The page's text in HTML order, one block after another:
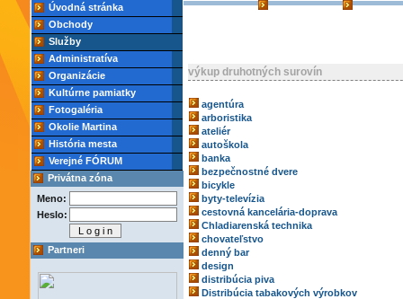
Úvodná stránka
Obchody
Služby
Administratíva
Organizácie
Kultúrne pamiatky
Fotogaléria
Okolie Martina
História mesta
Verejné FÓRUM
Privátna zóna
Meno:
Heslo:
Partneri
výkup druhotných surovín
agentúra
arboristika
ateliér
autoškola
banka
bezpečnostné dvere
bicykle
byty-televízia
cestovná kancelária-doprava
Chladiarenská technika
chovateľstvo
denný bar
design
distribúcia piva
Distribúcia tabakových výrobkov